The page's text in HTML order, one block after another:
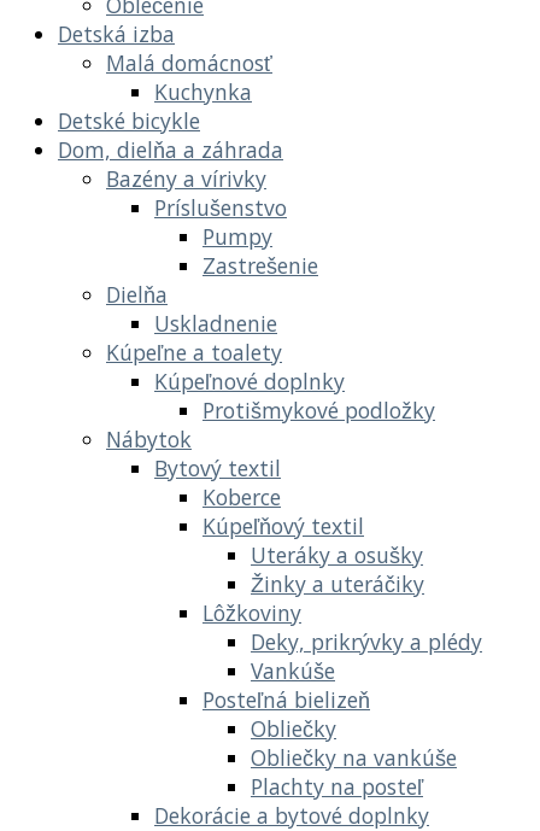
Detská izba
Malá domácnosť
Kuchynka
Detské bicykle
Dom, dielňa a záhrada
Bazény a vírivky
Príslušenstvo
Pumpy
Zastrešenie
Dielňa
Uskladnenie
Kúpeľne a toalety
Kúpeľnové doplnky
Protišmykové podložky
Nábytok
Bytový textil
Koberce
Kúpeľňový textil
Uteráky a osušky
Žinky a uteráčiky
Lôžkoviny
Deky, prikrývky a plédy
Vankúše
Posteľná bielizeň
Obliečky
Obliečky na vankúše
Plachty na posteľ
Dekorácie a bytové doplnky